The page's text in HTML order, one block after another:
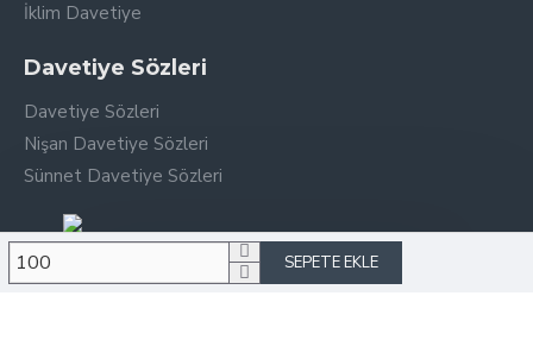
SEPETE EKLE
İklim Davetiye
Davetiye Sözleri
Davetiye Sözleri
Nişan Davetiye Sözleri
Sünnet Davetiye Sözleri
Copyright © 2026, Aleyna Davetiye